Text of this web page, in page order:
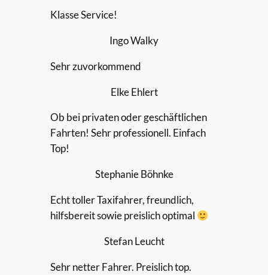
Klasse Service!
Ingo Walky
Sehr zuvorkommend
Elke Ehlert
Ob bei privaten oder geschäftlichen
Fahrten! Sehr professionell. Einfach
Top!
Stephanie Böhnke
Echt toller Taxifahrer, freundlich,
hilfsbereit sowie preislich optimal
Stefan Leucht
Sehr netter Fahrer. Preislich top.